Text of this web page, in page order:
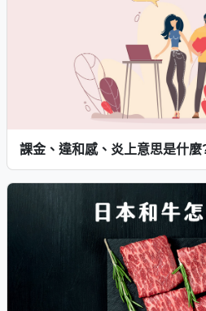
課金、違和感、炎上意思是什